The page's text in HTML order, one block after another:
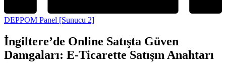
DEPPOM Panel [Sunucu 2]
İngiltere’de Online Satışta Güven
Damgaları: E-Ticarette Satışın Anahtarı